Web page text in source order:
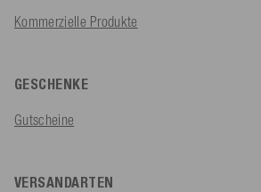
Kommerzielle Produkte
GESCHENKE
Gutscheine
VERSANDARTEN